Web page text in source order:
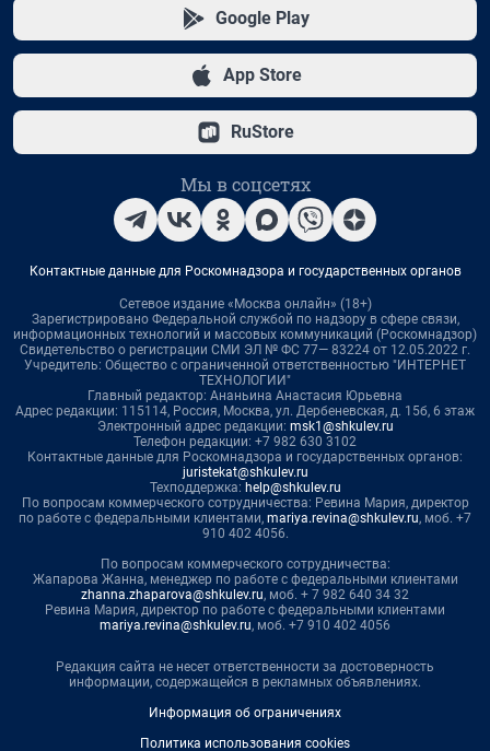
Google Play
App Store
RuStore
Мы в соцсетях
Контактные данные для Роскомнадзора и государственных органов
Сетевое издание «Москва онлайн» (18+)
Зарегистрировано Федеральной службой по надзору в сфере связи,
информационных технологий и массовых коммуникаций (Роскомнадзор)
Свидетельство о регистрации СМИ ЭЛ № ФС 77— 83224 от 12.05.2022 г.
Учредитель: Общество с ограниченной ответственностью "ИНТЕРНЕТ
ТЕХНОЛОГИИ"
Главный редактор: Ананьина Анастасия Юрьевна
Адрес редакции: 115114, Россия, Москва, ул. Дербеневская, д. 15б, 6 этаж
Электронный адрес редакции: msk1@shkulev.ru
Телефон редакции: +7 982 630 3102
Контактные данные для Роскомнадзора и государственных органов:
juristekat@shkulev.ru
Техподдержка: help@shkulev.ru
По вопросам коммерческого сотрудничества: Ревина Мария, директор
по работе с федеральными клиентами, mariya.revina@shkulev.ru, моб. +7
910 402 4056.
По вопросам коммерческого сотрудничества:
Жапарова Жанна, менеджер по работе с федеральными клиентами
zhanna.zhaparova@shkulev.ru, моб. + 7 982 640 34 32
Ревина Мария, директор по работе с федеральными клиентами
mariya.revina@shkulev.ru, моб. +7 910 402 4056
Редакция сайта не несет ответственности за достоверность
информации, содержащейся в рекламных объявлениях.
Информация об ограничениях
Политика использования cookies